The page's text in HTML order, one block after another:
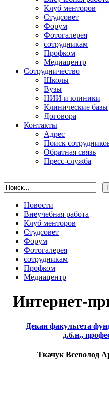
Клуб менторов
Студсовет
Форум
Фотогалерея
сотрудникам
Профком
Медиацентр
Сотрудничество
Школы
Вузы
НИИ и клиники
Клинические базы
Договора
Контакты
Адрес
Поиск
Обратная связь
Пресс-служба
Новости
Внеучебная работа
Клуб менторов
Студсовет
Форум
Фотогалерея
сотрудникам
Профком
Медиацентр
Интернет-
Декан факультета
д.б.н.,
Ткачук Всеволод